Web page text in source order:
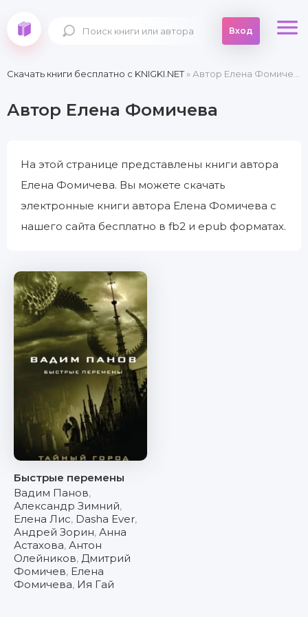
Вход
Скачать книги бесплатно c KNIGKI.NET» Автор Елена Фомичева
Автор Елена Фомичева
На этой странице представлены книги автора
Елена Фомичева. Вы можете скачать
электронные книги автора Елена Фомичева с
нашего сайта бесплатно в fb2 и epub форматах.
Быстрые перемены
Вадим Панов,
Александр Зимний,
Елена Лис, Dasha Ever,
Андрей Зорин, Анна
Астахова, Антон
Олейников, Дмитрий
Фомичев, Елена
Фомичева, Ия Гай